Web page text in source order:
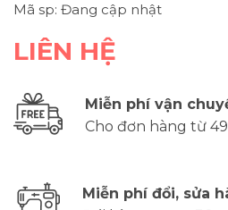
Mã sp: Đang cập nhật
LIÊN HỆ
Miễn phí vận
Cho đơn hàng từ
Miễn phí đổi, sửa